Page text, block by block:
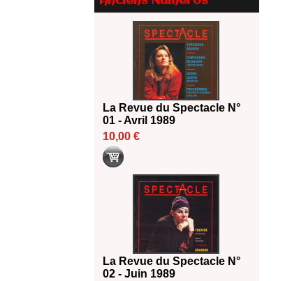
Le palmarès des prix SACD
Les 10 lauréats du Fonds
Grandes Formes Théâtre 2026
Nomination de Nathalie
Garraud et Olivier Saccomano à
la direction du Théâtre de
Gennevilliers - CDN
13/06/2026
Dispositif SACD Auteurs
d'espaces : les lauréats 2026
La Revue du Spectacle N°
01 - Avril 1989
10,00 €
La Revue du Spectacle N°
02 - Juin 1989